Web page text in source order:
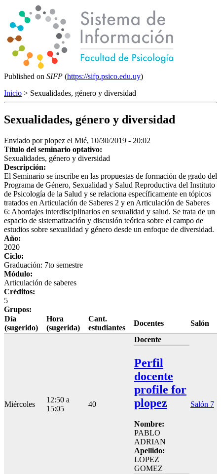
Published on SIFP (https://sifp.psico.edu.uy)
Inicio > Sexualidades, género y diversidad
Sexualidades, género y diversidad
Enviado porplopez el Mié, 10/30/2019 - 20:02
Título del seminario optativo:
Sexualidades, género y diversidad
Descripción:
El Seminario se inscribe en las propuestas de formación de grado del
Programa de Género, Sexualidad y Salud Reproductiva del Instituto
de Psicología de la Salud y se relaciona específicamente en tópicos
tratados en Articulación de Saberes 2 y en Articulación de Saberes
6: Abordajes interdisciplinarios en sexualidad y salud. Se trata de un
espacio de sistematización y discusión teórica sobre el campo de
estudios sobre sexualidad y género desde un enfoque de diversidad.
Año:
2020
Ciclo:
Graduación: 7to semestre
Módulo:
Articulación de saberes
Créditos:
5
Grupos:
Día
(sugerido)
Hora
(sugerida)
Cant.
estudiantes
Docentes Salón
Miércoles
12:50 a
15:05
40
Docente
Perfil
docente
profile for
plopez
Nombre:
PABLO
ADRIAN
Apellido:
LOPEZ
GOMEZ
Salón 7